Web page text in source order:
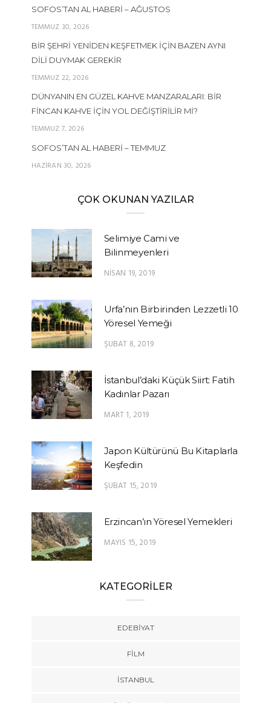
SOFOS’TAN AL HABERI – AĞUSTOS
TEMMUZ 30, 2026
BIR ŞEHRI YENIDEN KEŞFETMEK İÇIN BAZEN AYNI
DILI DUYMAK GEREKIR
TEMMUZ 22, 2026
DÜNYANIN EN GÜZEL KAHVE MANZARALARI: BIR
FINCAN KAHVE İÇIN YOL DEĞIŞTIRILIR MI?
TEMMUZ 7, 2026
SOFOS’TAN AL HABERI – TEMMUZ
HAZIRAN 30, 2026
ÇOK OKUNAN YAZILAR
Selimiye Cami ve
Bilinmeyenleri
NISAN 19, 2019
Urfa’nın Birbirinden Lezzetli 10
Yöresel Yemeği
ŞUBAT 8, 2019
İstanbul’daki Küçük Siirt: Fatih
Kadınlar Pazarı
MART 1, 2019
Japon Kültürünü Bu Kitaplarla
Keşfedin
ŞUBAT 15, 2019
Erzincan’ın Yöresel Yemekleri
MAYIS 15, 2019
KATEGORİLER
EDEBIYAT
FILM
İSTANBUL